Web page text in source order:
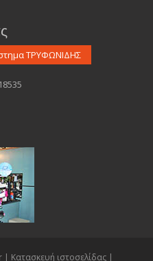
| Κατασκευή ιστοσελίδας |